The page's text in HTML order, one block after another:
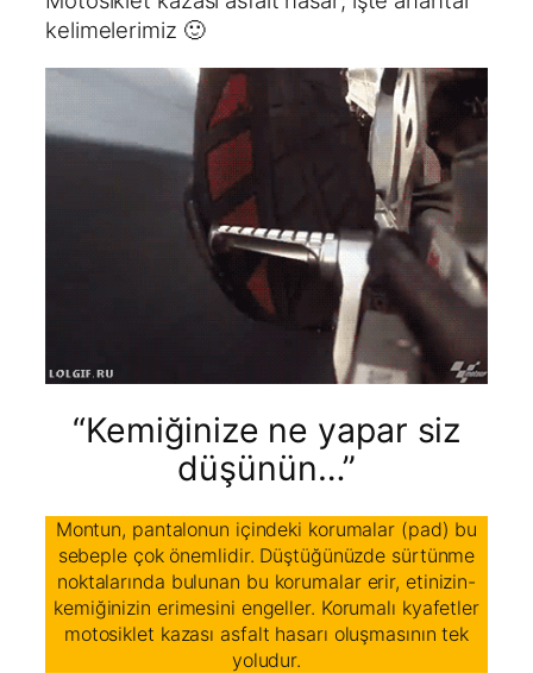
kelimelerimiz 🙂
“Kemiğinize ne yapar siz
düşünün…”
Montun, pantalonun içindeki korumalar (pad) bu
sebeple çok önemlidir. Düştüğünüzde sürtünme
noktalarında bulunan bu korumalar erir, etinizin-
kemiğinizin erimesini engeller. Korumalı kyafetler
motosiklet kazası asfalt hasarı oluşmasının tek
yoludur.